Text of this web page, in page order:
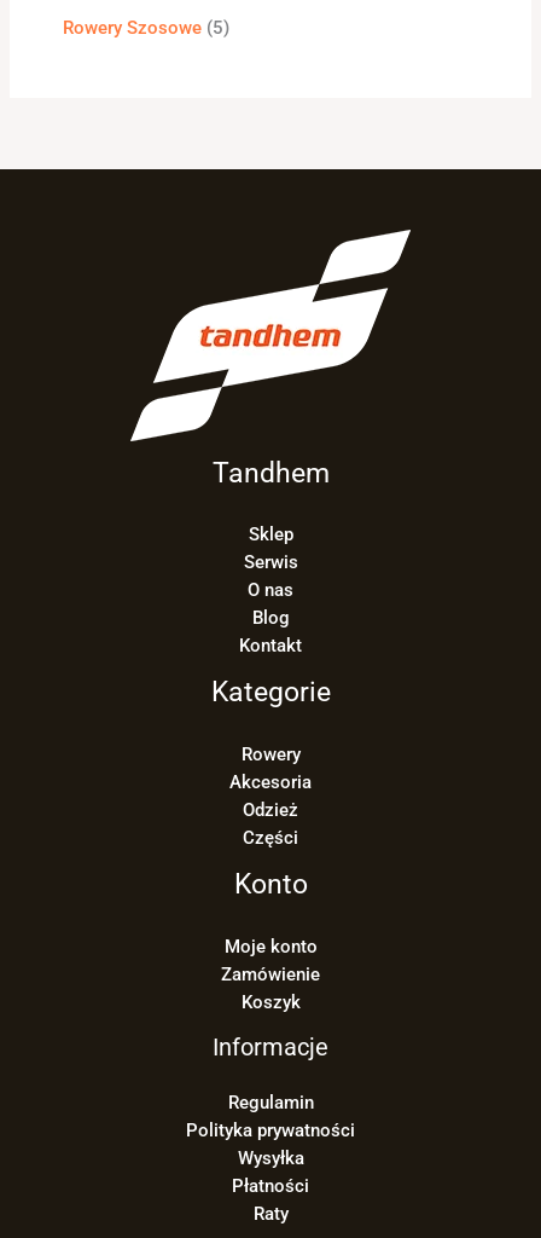
Rowery Szosowe 5
Tandhem
Sklep
Serwis
O nas
Blog
Kontakt
Kategorie
Rowery
Akcesoria
Odzież
Części
Konto
Moje konto
Zamówienie
Koszyk
Informacje
Regulamin
Polityka prywatności
Wysyłka
Płatności
Raty